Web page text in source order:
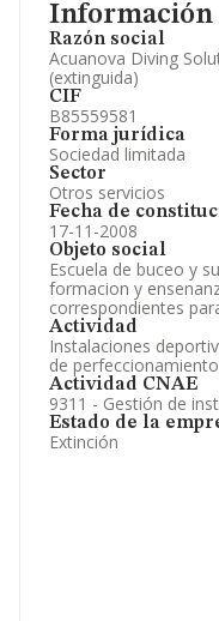
Información
Razón social
Acuanova Diving
(extinguida)
CIF
B85559581
Forma jurídica
Sociedad limitada
Sector
Otros servicios
Fecha de
17-11-2008
Objeto social
Escuela de buceo y
formacion y
correspondientes
Actividad
Instalaciones
de
Actividad CNAE
9311 - Gestión de
Estado de la
Extinción
Artículos de
Información